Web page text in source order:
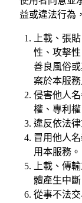
益或違法行為
上載、張
性、攻擊
善良風俗
案於本服務
侵害他人
權、專利
違反依法
冒用他人
用本服務。
上載、傳
體產生中
從事不法